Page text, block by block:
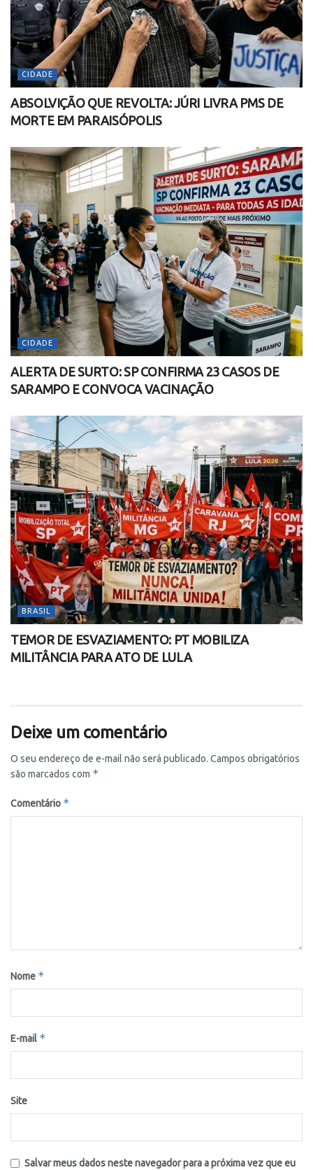
CIDADE
ABSOLVIÇÃO QUE REVOLTA: JÚRI LIVRA PMS DE
MORTE EM PARAISÓPOLIS
CIDADE
ALERTA DE SURTO: SP CONFIRMA 23 CASOS DE
SARAMPO E CONVOCA VACINAÇÃO
BRASIL
TEMOR DE ESVAZIAMENTO: PT MOBILIZA
MILITÂNCIA PARA ATO DE LULA
Deixe um comentário
O seu endereço de e-mail não será publicado. Campos obrigatórios
são marcados com *
Comentário *
Nome *
E-mail *
Site
Salvar meus dados neste navegador para a próxima vez que eu